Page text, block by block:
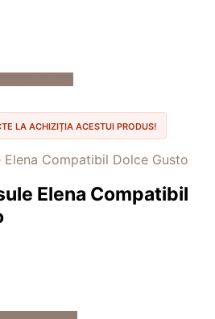
lei.
LA ACHIZIȚIA ACESTUI PRODUS!
Elena Compatibil